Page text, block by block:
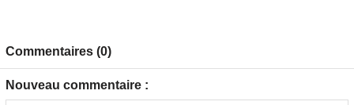
Commentaires (0)
Nouveau commentaire :